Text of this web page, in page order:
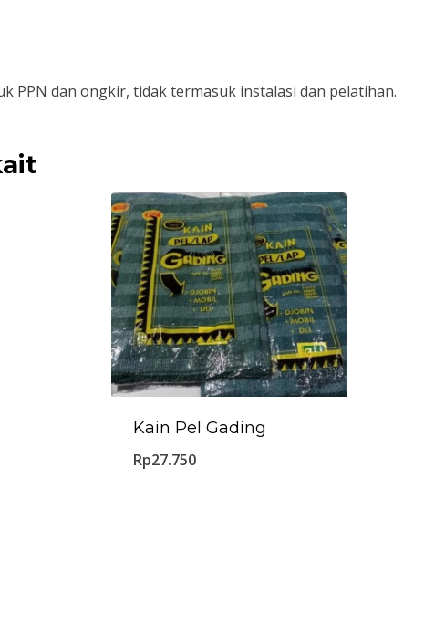
PPN dan ongkir, tidak termasuk instalasi dan pelatihan.
Kain Pel Gading
Rp27.750